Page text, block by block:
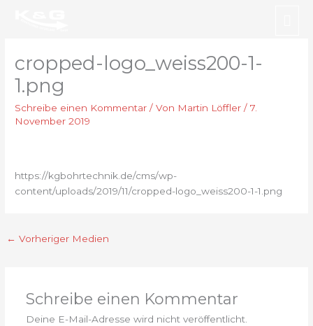
cropped-logo_weiss200-1-
1.png
Schreibe einen Kommentar / Von Martin Löffler/7.
November 2019
https://kgbohrtechnik.de/cms/wp-
content/uploads/2019/11/cropped-logo_weiss200-1-1.png
← Vorheriger Medien
Schreibe einen Kommentar
Deine E-Mail-Adresse wird nicht veröffentlicht.